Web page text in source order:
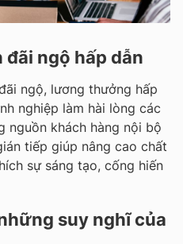
đãi ngộ hấp dẫn
ngộ, lương thưởng hấp
nghiệp làm hài lòng các
nguồn khách hàng nội bộ
tiếp giúp nâng cao chất
sự sáng tạo, cống hiến
suy nghĩ của